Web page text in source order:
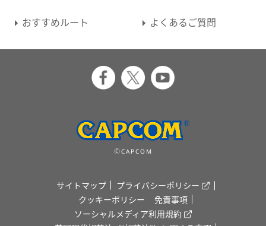
おすすめルート よくあるご質問
ⒸCAPCOM
サイトマップ
プライバシーポリシー
クッキーポリシー
免責事項
ソーシャルメディア利用規約